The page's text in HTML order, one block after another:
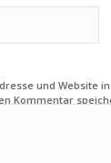
und Website
Kommentar